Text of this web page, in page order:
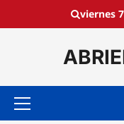
viernes
Menú